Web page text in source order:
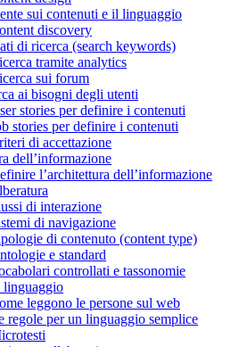
sui contenuti e il linguaggio
discovery
di ricerca (search keywords)
tramite analytics
sui forum
ai bisogni degli utenti
stories per definire i contenuti
stories per definire i contenuti
di accettazione
dell’informazione
l’architettura dell’informazione
di interazione
di navigazione
di contenuto (content type)
e standard
controllati e tassonomie
linguaggio
leggono le persone sul web
regole per un linguaggio semplice